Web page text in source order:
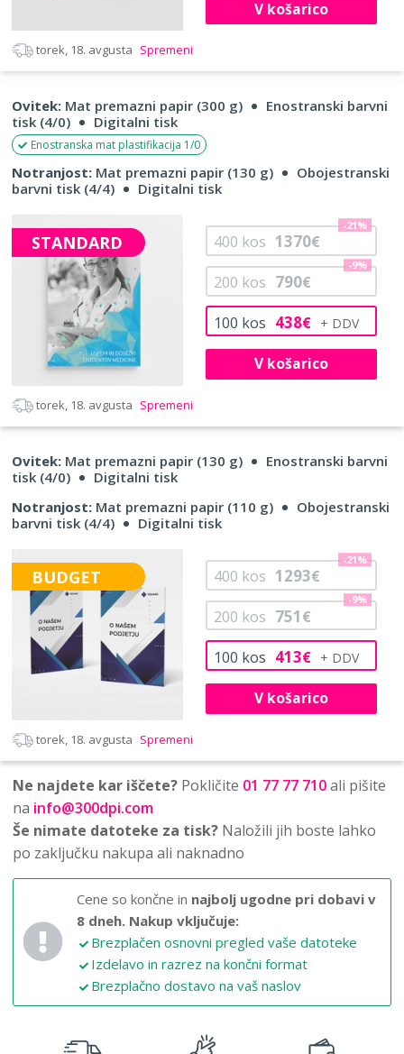
V košarico
torek, 18. avgusta Spremeni
Ovitek: Mat premazni papir (300 g)
Enostranski barvni
tisk (4/0)
Digitalni tisk
Enostranska mat plastifikacija 1/0
Notranjost: Mat premazni papir (130 g)
Obojestranski
barvni tisk (4/4)
Digitalni tisk
STANDARD
100 kos 438€
200 kos 790€
-9%
400 kos 1370€
-21%
V košarico
torek, 18. avgusta Spremeni
Ovitek: Mat premazni papir (130 g)
Enostranski barvni
tisk (4/0)
Digitalni tisk
Notranjost: Mat premazni papir (110 g)
Obojestranski
barvni tisk (4/4)
Digitalni tisk
BUDGET
100 kos 413€
200 kos 751€
-9%
400 kos 1293€
-21%
V košarico
torek, 18. avgusta Spremeni
Ne najdete kar iščete? Pokličite 01 77 77 710ali pišite
na info@300dpi.com
Še nimate datoteke za tisk? Naložili jih boste lahko
po zaključku nakupa ali naknadno
Cene so končne in najbolj ugodne pri dobavi v
8 dneh. Nakup vključuje:
Brezplačen osnovni pregled vaše datoteke
Izdelavo in razrez na končni format
Brezplačno dostavo na vaš naslov